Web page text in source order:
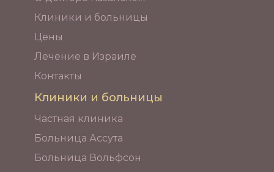
Клиники и больницы
Цены
Лечение в Израиле
Контакты
Клиники и больницы
Частная клиника
Больница Ассута
Больница Вольфсон